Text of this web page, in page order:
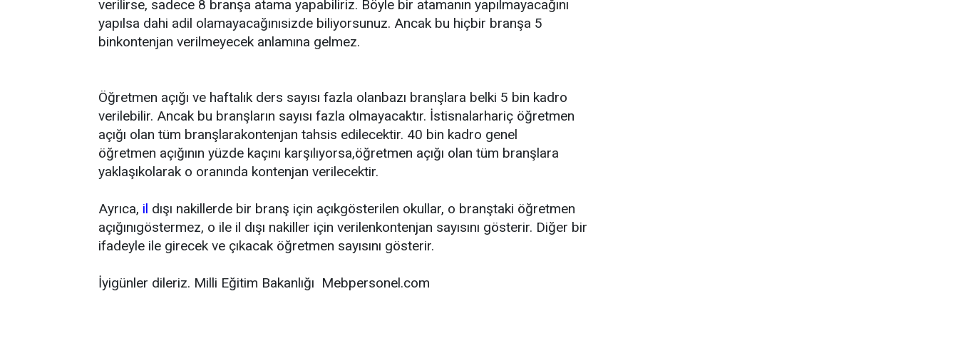
verilirse, sadece 8 branşa atama yapabiliriz. Böyle bir atamanın yapılmayacağını
yapılsa dahi adil olamayacağınısizde biliyorsunuz. Ancak bu hiçbir branşa 5
binkontenjan verilmeyecek anlamına gelmez.
Öğretmen açığı ve haftalık ders sayısı fazla olanbazı branşlara belki 5 bin kadro
verilebilir. Ancak bu branşların sayısı fazla olmayacaktır. İstisnalarhariç öğretmen
açığı olan tüm branşlarakontenjan tahsis edilecektir. 40 bin kadro genel
öğretmen açığının yüzde kaçını karşılıyorsa,öğretmen açığı olan tüm branşlara
yaklaşıkolarak o oranında kontenjan verilecektir.
Ayrıca, il dışı nakillerde bir branş için açıkgösterilen okullar, o branştaki öğretmen
açığınıgöstermez, o ile il dışı nakiller için verilenkontenjan sayısını gösterir. Diğer bir
ifadeyle ile girecek ve çıkacak öğretmen sayısını gösterir.
İyigünler dileriz. Milli Eğitim Bakanlığı Mebpersonel.com